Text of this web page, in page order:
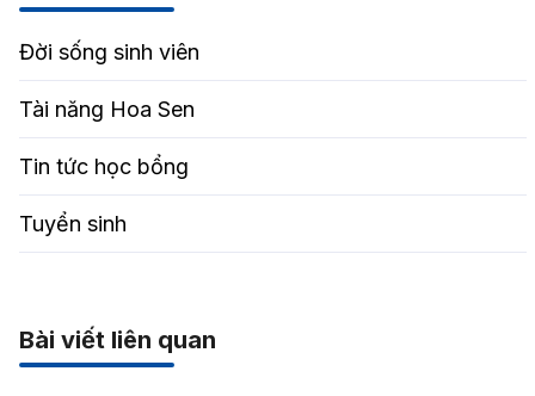
Đời sống sinh viên
Tài năng Hoa Sen
Tin tức học bổng
Tuyển sinh
Bài viết liên quan